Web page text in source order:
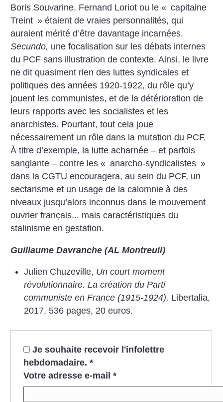
Boris Souvarine, Fernand Loriot ou le « capitaine
Treint » étaient de vraies personnalités, qui
auraient mérité d’être davantage incarnées.
Secundo, une focalisation sur les débats internes
du PCF sans illustration de contexte. Ainsi, le livre
ne dit quasiment rien des luttes syndicales et
politiques des années 1920-1922, du rôle qu’y
jouent les communistes, et de la détérioration de
leurs rapports avec les socialistes et les
anarchistes. Pourtant, tout cela joue
nécessairement un rôle dans la mutation du PCF.
À titre d’exemple, la lutte acharnée – et parfois
sanglante – contre les « anarcho-syndicalistes »
dans la CGTU encouragera, au sein du PCF, un
sectarisme et un usage de la calomnie à des
niveaux jusqu’alors inconnus dans le mouvement
ouvrier français... mais caractéristiques du
stalinisme en gestation.
Guillaume Davranche (AL Montreuil)
Julien Chuzeville, Un court moment
révolutionnaire. La création du Parti
communiste en France (1915-1924), Libertalia,
2017, 536 pages, 20 euros.
Je souhaite recevoir l'infolettre
hebdomadaire. *
Votre adresse e-mail *